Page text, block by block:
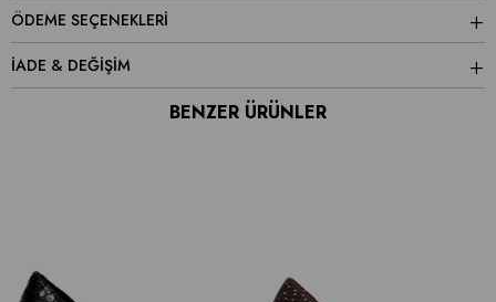
ÖDEME SEÇENEKLERI
İADE & DEĞİŞİM
BENZER ÜRÜNLER